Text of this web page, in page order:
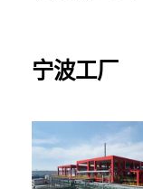
宁波工厂